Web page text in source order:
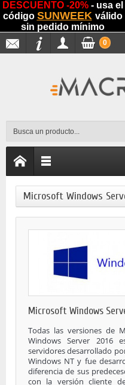
DESCUENTO -20% - usa el
código SUNWEEK válido
sin pedido mínimo
0
Microsoft Windows
Microsoft Windows
Todas las versiones de
Windows Server 2016
servidores desarrollado
Windows NT y fue
diferencia de sus
con la versión cliente